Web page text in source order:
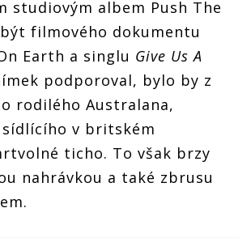
studiovým albem Push The
filmového dokumentu
Earth a singlu Give Us A
podporoval, bylo by z
rodilého Australana,
v britském
ticho. To však brzy
nahrávkou a také zbrusu